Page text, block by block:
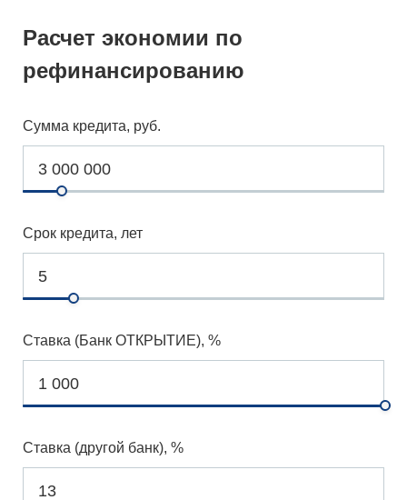
Расчет экономии по
рефинансированию
Сумма кредита, руб.
Срок кредита, лет
Ставка (Банк ОТКРЫТИЕ), %
Ставка (другой банк), %